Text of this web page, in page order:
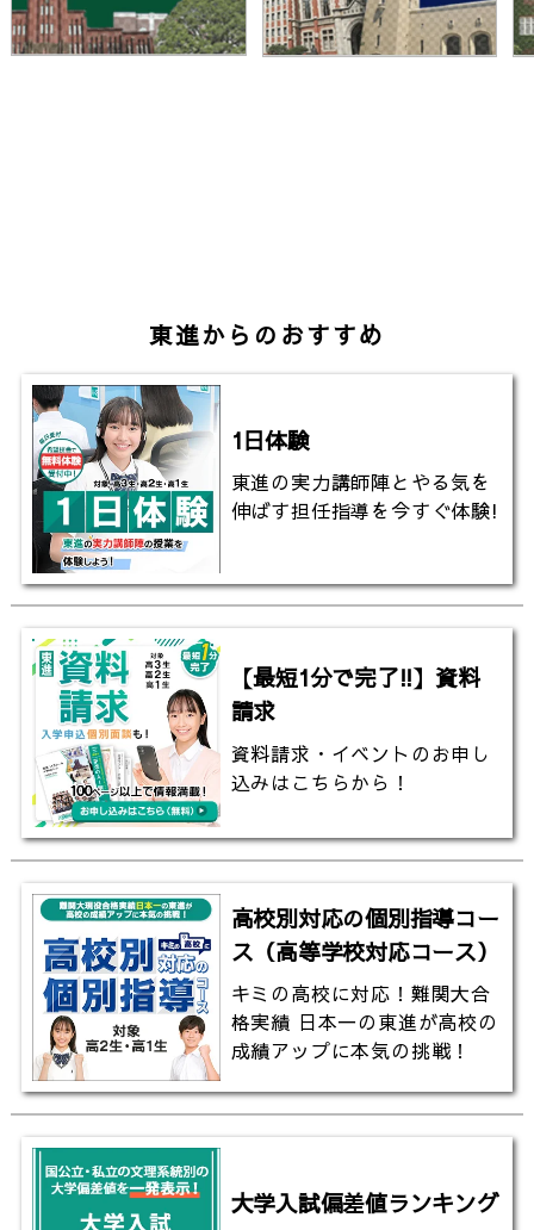
東進からのおすすめ
1日体験
東進の実力講師陣とやる気を
伸ばす担任指導を今すぐ体験!
【最短1分で完了!!】資料
請求
資料請求・イベントのお申し
込みはこちらから！
高校別対応の個別指導コー
ス（高等学校対応コース）
キミの高校に対応！難関大合
格実績 日本一の東進が高校の
成績アップに本気の挑戦！
大学入試偏差値ランキング